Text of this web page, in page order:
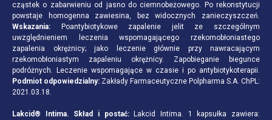
cząstek o zabarwieniu od jasno do ciemnobeżowego. Po rekonstytucji
powstaje homogenna zawiesina, bez widocznych zanieczyszczeń.
Wskazania: Poantybiotykowe zapalenie jelit ze szczególnym
uwzględnieniem leczenia wspomagającego rzekomobłoniastego
zapalenia okrężnicy; jako leczenie głównie przy nawracającym
rzekomobłoniastym zapaleniu okrężnicy. Zapobieganie biegunce
podróżnych. Leczenie wspomagające w czasie i po antybiotykoterapii.
Podmiot odpowiedzialny: Zakłady Farmaceutyczne Polpharma S.A. ChPL:
2021.03.18.
Lakcid® Intima. Skład i postać:Lakcid Intima. 1 kapsułka zawiera: